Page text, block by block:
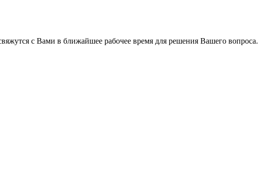
с Вами в ближайшее рабочее время для решения Вашего вопроса.